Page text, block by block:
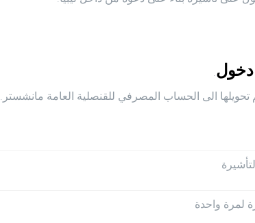
دخول.
الى الحساب المصرفي للقنصلية العامة مانشستر.
لمرة واحدة